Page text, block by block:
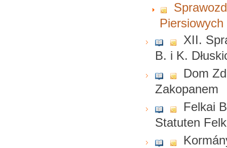
XII.
B. i K.
Dom
Zakopanem
Felkai
Statuten